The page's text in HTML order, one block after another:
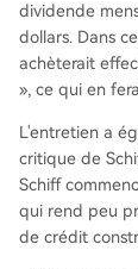
dividende
dollars. Dans
achèterait
», ce qui en
L'entretien a
critique de
Schiff
qui rend peu
de crédit